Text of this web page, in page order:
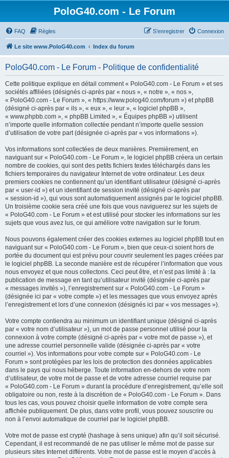
PoloG40.com - Le Forum
FAQ Règles Connexion
S’enregistrer
Le site www.PoloG40.com Index du forum
PoloG40.com - Le Forum - Politique de confidentialité
Cette politique explique en détail comment « PoloG40.com - Le Forum » et ses
sociétés affiliées (désignés ci-après par « nous », « notre », « nos »,
« PoloG40.com - Le Forum », « https://www.polog40.com/forum ») et phpBB
(désigné ci-après par « ils », « eux », « leur », « logiciel phpBB »,
« www.phpbb.com », « phpBB Limited », « Équipes phpBB ») utilisent
n’importe quelle information collectée pendant n’importe quelle session
d’utilisation de votre part (désignée ci-après par « vos informations »).
Vos informations sont collectées de deux manières. Premièrement, en
naviguant sur « PoloG40.com - Le Forum », le logiciel phpBB créera un certain
nombre de cookies, qui sont des petits fichiers textes téléchargés dans les
fichiers temporaires du navigateur Internet de votre ordinateur. Les deux
premiers cookies ne contiennent qu’un identifiant utilisateur (désigné ci-après
par « user-id ») et un identifiant de session invité (désigné ci-après par
« session-id »), qui vous sont automatiquement assignés par le logiciel phpBB.
Un troisième cookie sera créé une fois que vous naviguerez sur les sujets de
« PoloG40.com - Le Forum » et est utilisé pour stocker les informations sur les
sujets que vous avez lus, ce qui améliore votre navigation sur le forum.
Nous pouvons également créer des cookies externes au logiciel phpBB tout en
naviguant sur « PoloG40.com - Le Forum », bien que ceux-ci soient hors de
portée du document qui est prévu pour couvrir seulement les pages créées par
le logiciel phpBB. La seconde manière est de récupérer l’information que vous
nous envoyez et que nous collectons. Ceci peut être, et n’est pas limité à : la
publication de message en tant qu’utilisateur invité (désignée ci-après par
« messages invités »), l’enregistrement sur « PoloG40.com - Le Forum »
(désignée ici par « votre compte ») et les messages que vous envoyez après
l’enregistrement et lors d’une connexion (désignés ici par « vos messages »).
Votre compte contiendra au minimum un identifiant unique (désigné ci-après
par « votre nom d’utilisateur »), un mot de passe personnel utilisé pour la
connexion à votre compte (désigné ci-après par « votre mot de passe »), et
une adresse courriel personnelle valide (désignée ci-après par « votre
courriel »). Vos informations pour votre compte sur « PoloG40.com - Le
Forum » sont protégées par les lois de protection des données applicables
dans le pays qui nous héberge. Toute information en-dehors de votre nom
d’utilisateur, de votre mot de passe et de votre adresse courriel requise par
« PoloG40.com - Le Forum » durant la procédure d’enregistrement, qu’elle soit
obligatoire ou non, reste à la discrétion de « PoloG40.com - Le Forum ». Dans
tous les cas, vous pouvez choisir quelle information de votre compte sera
affichée publiquement. De plus, dans votre profil, vous pouvez souscrire ou
non à l’envoi automatique de courriel par le logiciel phpBB.
Votre mot de passe est crypté (hashage à sens unique) afin qu’il soit sécurisé.
Cependant, il est recommandé de ne pas utiliser le même mot de passe sur
plusieurs sites Internet différents. Votre mot de passe est le moyen d’accès à